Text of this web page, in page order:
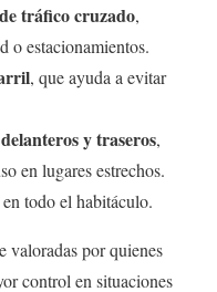
tráfico cruzado,
o estacionamientos.
, que ayuda a evitar
y traseros,
en lugares estrechos.
todo el habitáculo.
valoradas por quienes
control en situaciones